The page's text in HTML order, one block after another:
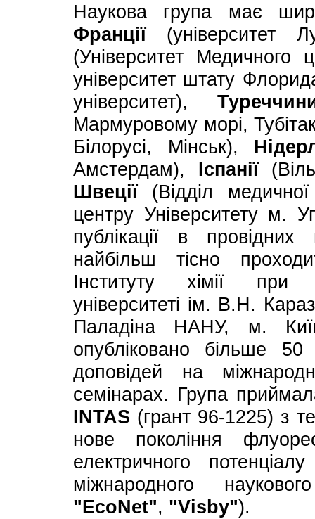
Наукова група має
Франції (університет
(Університет Медичного
університет штату
університет),
Мармуровому морі,
Білорусі, Мінськ),
Амстердам), Іспанії
Швеції (Відділ медичної
центру Університету м.
публікації в
найбільш тісно
Інституту хімії
університеті ім. В.Н.
Паладіна НАНУ, м.
опубліковано більше
доповідей на
семінарах. Група
INTAS (грант 96-1225) з
нове покоління
електричного
міжнародного
"EcoNet", "Visby").